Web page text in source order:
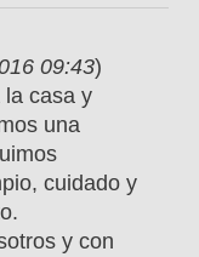
09:43)
la casa y
una
cuidado y
y con